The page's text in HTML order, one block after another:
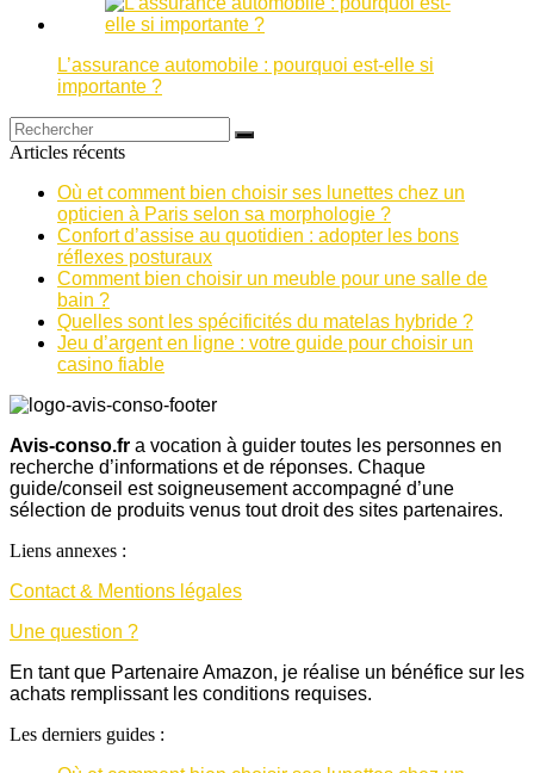
L’assurance automobile : pourquoi est-elle si
importante ?
Articles récents
Où et comment bien choisir ses lunettes chez un
opticien à Paris selon sa morphologie ?
Confort d’assise au quotidien : adopter les bons
réflexes posturaux
Comment bien choisir un meuble pour une salle de
bain ?
Quelles sont les spécificités du matelas hybride ?
Jeu d’argent en ligne : votre guide pour choisir un
casino fiable
Avis-conso.fr a vocation à guider toutes les personnes en
recherche d’informations et de réponses. Chaque
guide/conseil est soigneusement accompagné d’une
sélection de produits venus tout droit des sites partenaires.
Liens annexes :
Contact & Mentions légales
Une question ?
En tant que Partenaire Amazon, je réalise un bénéfice sur les
achats remplissant les conditions requises.
Les derniers guides :